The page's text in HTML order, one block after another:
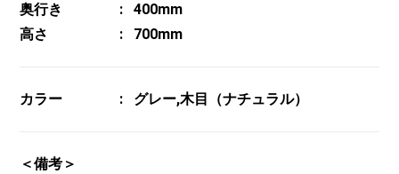
奥行き
400mm
高さ
700mm
カラー グレー,木目（ナチュラル）
＜備考＞